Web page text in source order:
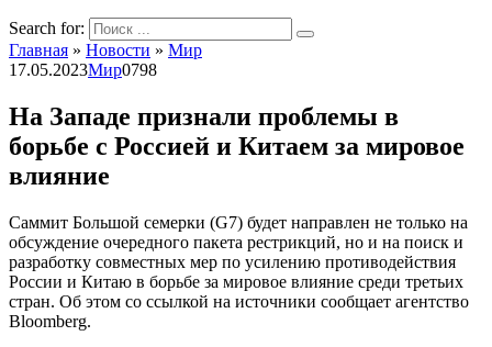
Search for:
Главная » Новости » Мир
17.05.2023Мир0798
На Западе признали проблемы в
борьбе с Россией и Китаем за мировое
влияние
Саммит Большой семерки (G7) будет направлен не только на
обсуждение очередного пакета рестрикций, но и на поиск и
разработку совместных мер по усилению противодействия
России и Китаю в борьбе за мировое влияние среди третьих
стран. Об этом со ссылкой на источники сообщает агентство
Bloomberg.